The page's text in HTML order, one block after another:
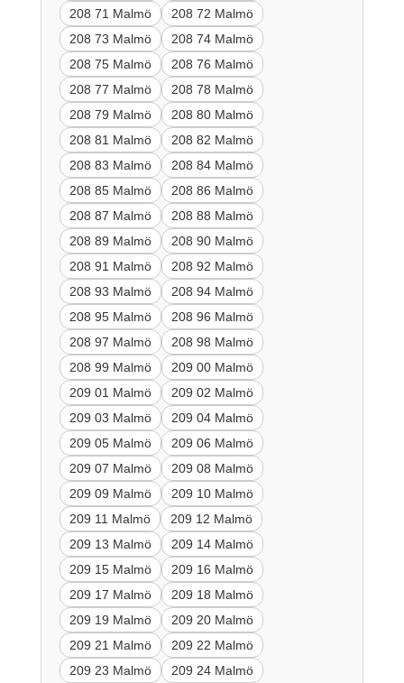
208 71 Malmö
208 72 Malmö
208 73 Malmö
208 74 Malmö
208 75 Malmö
208 76 Malmö
208 77 Malmö
208 78 Malmö
208 79 Malmö
208 80 Malmö
208 81 Malmö
208 82 Malmö
208 83 Malmö
208 84 Malmö
208 85 Malmö
208 86 Malmö
208 87 Malmö
208 88 Malmö
208 89 Malmö
208 90 Malmö
208 91 Malmö
208 92 Malmö
208 93 Malmö
208 94 Malmö
208 95 Malmö
208 96 Malmö
208 97 Malmö
208 98 Malmö
208 99 Malmö
209 00 Malmö
209 01 Malmö
209 02 Malmö
209 03 Malmö
209 04 Malmö
209 05 Malmö
209 06 Malmö
209 07 Malmö
209 08 Malmö
209 09 Malmö
209 10 Malmö
209 11 Malmö
209 12 Malmö
209 13 Malmö
209 14 Malmö
209 15 Malmö
209 16 Malmö
209 17 Malmö
209 18 Malmö
209 19 Malmö
209 20 Malmö
209 21 Malmö
209 22 Malmö
209 23 Malmö
209 24 Malmö